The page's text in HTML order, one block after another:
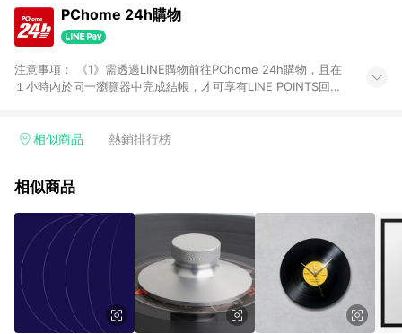
PChome 24h購物
注意事項： 《1》需透過LINE購物前往PChome 24h購物，且在
１小時內於同一瀏覽器中完成結帳，才可享有LINE POINTS回饋
在點數回饋範圍內。 《3》如取消訂單、退貨、購物中登出
品、票券、訂閱方案、PChome儲值商品、企業專區/企業採購、
值點數、點數/禮物卡 [2025/2/16起適用] - 票券全品項
[2026/6/2起適用] 《5》回饋點數的計算將會排除【訂單活動折
扣 (含折價券折扣)】、【P幣扣抵】、【現金積點扣抵】及【訂單
運費】等金額。 《6》符合LINE POINTS回饋資格之訂單將於商
家訂單頁面標示「LINE回饋」，若無此標示則 不符合回饋LINE
POINTS點數資格亦不得使用點數紅包 。 《7》LINE購物設有
「單一商品最高回饋點數」機制 (特殊活動時開放「回饋無上
相似商品 熱銷排行榜
相似商品